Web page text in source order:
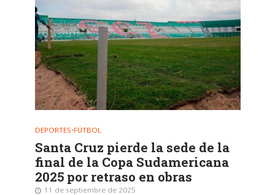
DEPORTES•FÚTBOL
Santa Cruz pierde la sede de la
final de la Copa Sudamericana
2025 por retraso en obras
11 de septiembre de 2025